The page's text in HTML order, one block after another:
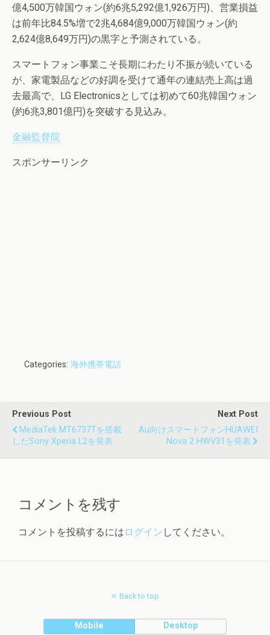
億4,500万韓国ウォン(約6兆5,292億1,926万円)、営業損益
は前年比84.5%増で2兆4,684億9,000万韓国ウォン(約
2,624億8,649万円)の黒字と予測されている。
スマートフォン事業こそ長期にわたり不振が続いている
が、家電製品などの好調を受けて通年の連結売上高は過
去最高で、LG Electronicsとしては初めて60兆韓国ウォン
(約6兆3,801億円)を突破する見込み。
金融監督院
スポンサーリンク
Categories: 海外携帯電話
Previous Post
MediaTek MT6737Tを搭載
したSony Xperia L2を発表
Next Post
Au向けスマートフォンHUAWEI
Nova 2 HWV31を発表
コメントを残す
コメントを投稿するには ログイン してください。
Back to top
Mobile Desktop